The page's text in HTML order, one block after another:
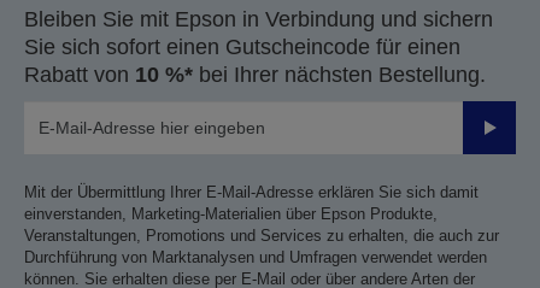
Bleiben Sie mit Epson in Verbindung und sichern
Sie sich sofort einen Gutscheincode für einen
Rabatt von 10 %* bei Ihrer nächsten Bestellung.
Mit der Übermittlung Ihrer E-Mail-Adresse erklären Sie sich damit
einverstanden, Marketing-Materialien über Epson Produkte,
Veranstaltungen, Promotions und Services zu erhalten, die auch zur
Durchführung von Marktanalysen und Umfragen verwendet werden
können. Sie erhalten diese per E-Mail oder über andere Arten der